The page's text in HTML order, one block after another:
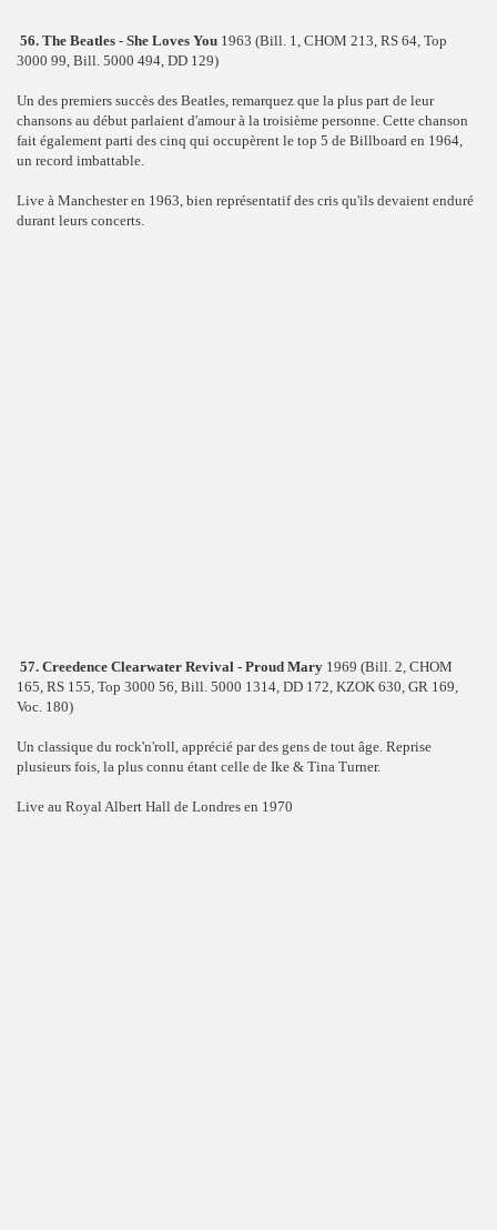
56. The Beatles - She Loves You 1963 (Bill. 1, CHOM 213, RS 64, Top
3000 99, Bill. 5000 494, DD 129)
Un des premiers succès des Beatles, remarquez que la plus part de leur
chansons au début parlaient d'amour à la troisième personne. Cette chanson
fait également parti des cinq qui occupèrent le top 5 de Billboard en 1964,
un record imbattable.
Live à Manchester en 1963, bien représentatif des cris qu'ils devaient enduré
durant leurs concerts.
57. Creedence Clearwater Revival - Proud Mary 1969 (Bill. 2, CHOM
165, RS 155, Top 3000 56, Bill. 5000 1314, DD 172, KZOK 630, GR 169,
Voc. 180)
Un classique du rock'n'roll, apprécié par des gens de tout âge. Reprise
plusieurs fois, la plus connu étant celle de Ike & Tina Turner.
Live au Royal Albert Hall de Londres en 1970